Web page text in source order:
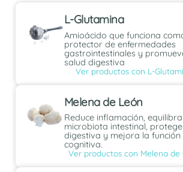
L-Glutamina
Amioácido que funciona
protector de enfermedades
gastrointestinales y
salud digestiva
Ver productos con L-
Melena de León
Reduce inflamación, equilibra
microbiota intestinal,
digestiva y mejora la función
cognitiva.
Ver productos con Melena de